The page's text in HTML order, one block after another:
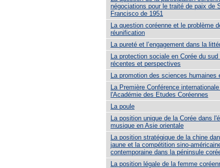
négociations pour le traité de paix de
Francisco de 1951
La question coréenne et le problème
réunification
La pureté et l’engagement dans la
La protection sociale en Corée du
récentes et perspectives
La promotion des sciences humaines
La Première Conférence
l'Académie des Etudes Coréennes
La poule
La position unique de la Corée dans
musique en Asie orientale
La position stratégique de la chine
jaune et la compétition sino-
contemporaine dans la péninsule
La position légale de la femme